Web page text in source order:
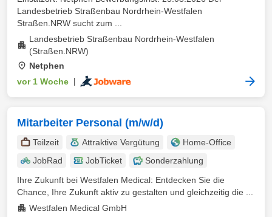
Landesbetrieb Straßenbau Nordrhein-Westfalen
Straßen.NRW sucht zum ...
Landesbetrieb Straßenbau Nordrhein-Westfalen
(Straßen.NRW)
Netphen
vor 1 Woche
Mitarbeiter Personal (m/w/d)
Teilzeit Attraktive Vergütung
Home-Office
JobRad
JobTicket
Sonderzahlung
Ihre Zukunft bei Westfalen Medical: Entdecken Sie die
Chance, Ihre Zukunft aktiv zu gestalten und gleichzeitig die ...
Westfalen Medical GmbH